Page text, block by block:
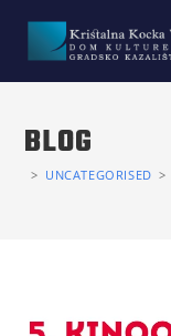
BLOG
> UNCATEGORISED >